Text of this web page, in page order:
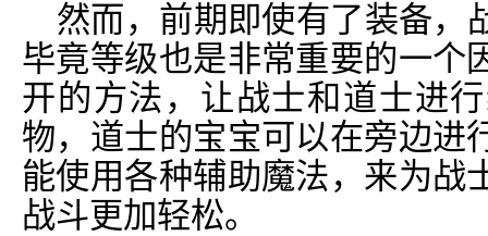
然而，前期即使有了装备，
毕竟等级也是非常重要的一个
开的方法，让战士和道士进
物，道士的宝宝可以在旁边进
能使用各种辅助魔法，来为战
战斗更加轻松。